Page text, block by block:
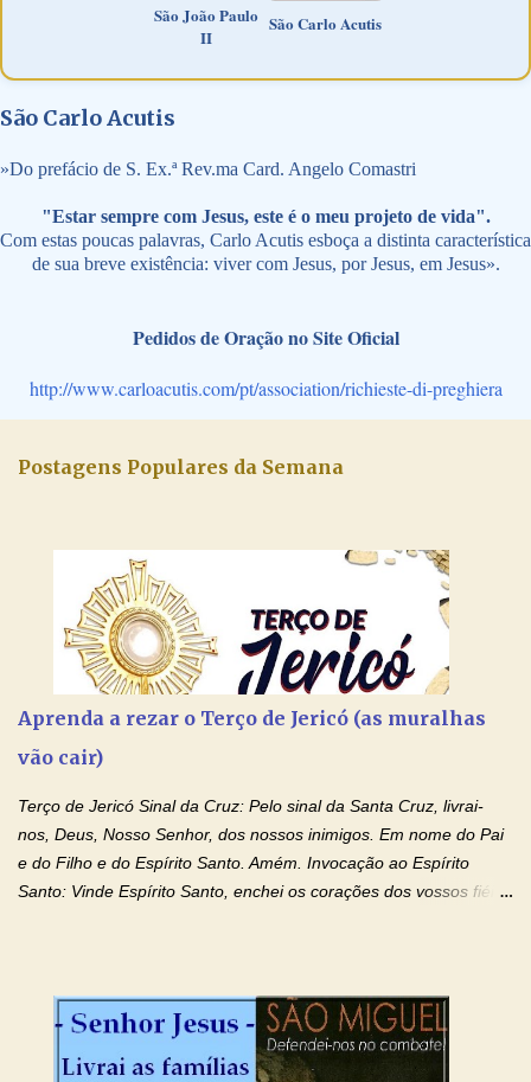
São João Paulo
II
São Carlo Acutis
São Carlo Acutis
»Do prefácio de S. Ex.ª Rev.ma Card. Angelo Comastri
"Estar sempre com Jesus, este é o meu projeto de vida".
Com estas poucas palavras, Carlo Acutis esboça a distinta característica
de sua breve existência: viver com Jesus, por Jesus, em Jesus».
Pedidos de Oração no Site Oficial
http://www.carloacutis.com/pt/association/richieste-di-preghiera
Postagens Populares da Semana
Aprenda a rezar o Terço de Jericó (as muralhas
vão cair)
Terço de Jericó Sinal da Cruz: Pelo sinal da Santa Cruz, livrai-
nos, Deus, Nosso Senhor, dos nossos inimigos. Em nome do Pai
e do Filho e do Espírito Santo. Amém. Invocação ao Espírito
Santo: Vinde Espírito Santo, enchei os corações dos vossos fiéis
Santo, fazei que apreciemos retamente todas as coisas segundo
o mesmo Espírito e gozemos sempre da sua consolação. Por
Cristo, Senhor Nosso. Amém. Creio: Creio em Deus Pai Todo-